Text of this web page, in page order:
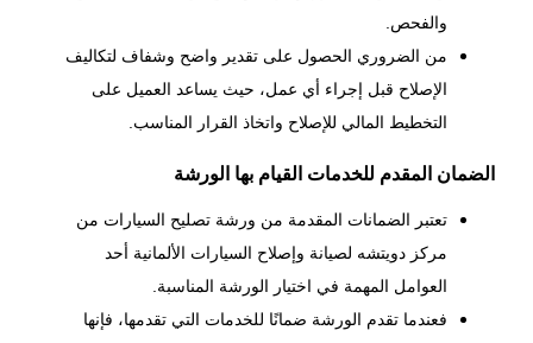
والفحص.
من الضروري الحصول على تقدير واضح وشفاف لتكاليف
الإصلاح قبل إجراء أي عمل، حيث يساعد العميل على
التخطيط المالي للإصلاح واتخاذ القرار المناسب.
الضمان المقدم للخدمات القيام بها الورشة
تعتبر الضمانات المقدمة من ورشة تصليح السيارات من
مركز دويتشه لصيانة وإصلاح السيارات الألمانية أحد
العوامل المهمة في اختيار الورشة المناسبة.
فعندما تقدم الورشة ضمانًا للخدمات التي تقدمها، فإنها